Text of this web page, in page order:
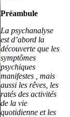
Préambule
La psychanalyse
est d’abord la
découverte que les
symptômes
psychiques
manifestes , mais
aussi les rêves, les
ratés des activités
de la vie
quotidienne et les